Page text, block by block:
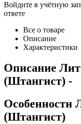
Войдите в учётную
ответе
Все о товаре
Описание
Характеристики
Описание
(Штангист) -
Особенности
(Штангист)